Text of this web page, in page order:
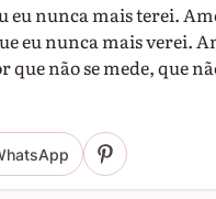
eu nunca mais terei.
eu nunca mais verei.
que não se mede, que